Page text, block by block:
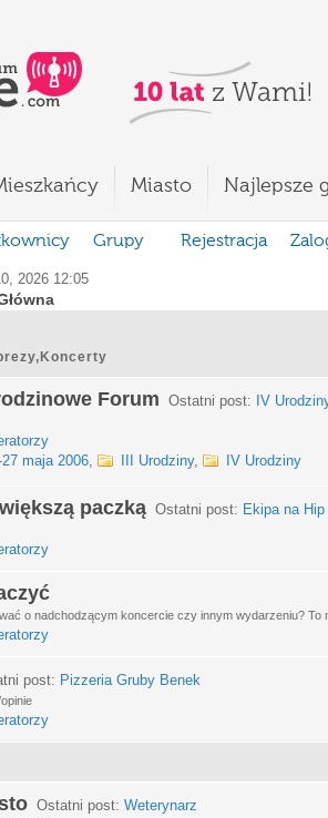
Miasto Najlepsze
Grupy Rejestracja
2026 12:05
Forum Ostatni post: IV
27 maja 2006, III Urodziny, IV Urodziny
paczką Ostatni post: Ekipa na
o nadchodzącym koncercie czy innym wydarzeniu? To
post: Pizzeria Gruby Benek
Ostatni post: Weterynarz